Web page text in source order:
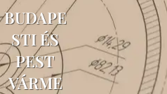
BUDAPE
STI ÉS
PEST
VÁRME